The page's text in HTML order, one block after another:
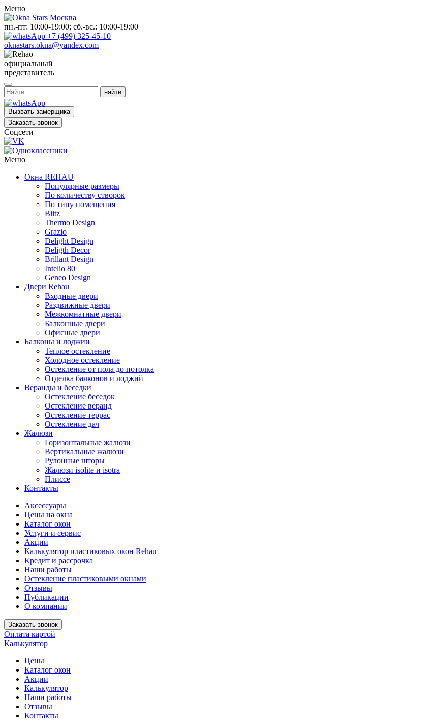
Меню
пн.-пт: 10:00-19:00; сб.-вс.: 10:00-19:00
+7 (499) 325-45-10
oknastars.okna@yandex.com
официальный
представитель
Вызвать замерщика
Заказать звонок
Соцсети
Меню
Окна REHAU
Популярные размеры
По количеству створок
По типу помещения
Blitz
Thermo Design
Grazio
Delight Design
Deligth Decor
Brillant Design
Intelio 80
Geneo Design
Двери Rehau
Входные двери
Раздвижные двери
Межкомнатные двери
Балконные двери
Офисные двери
Балконы и лоджии
Теплое остекление
Холодное остекление
Остекление от пола до потолка
Отделка балконов и лоджий
Веранды и беседки
Остекление беседок
Остекление веранд
Остекление террас
Остекление дач
Жалюзи
Горизонтальные жалюзи
Вертикальные жалюзи
Рулонные шторы
Жалюзи isolite и isotra
Плиссе
Контакты
Аксессуары
Цены на окна
Каталог окон
Услуги и сервис
Акции
Калькулятор пластиковых окон Rehau
Кредит и рассрочка
Наши работы
Остекление пластиковыми окнами
Отзывы
Публикации
О компании
Заказать звонок
Оплата картой
Калькулятор
Цены
Каталог окон
Акции
Калькулятор
Наши работы
Отзывы
Контакты